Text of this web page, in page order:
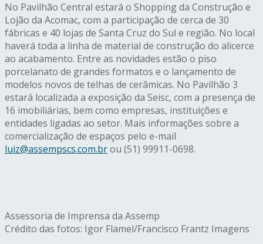
No Pavilhão Central estará o Shopping da Construção e
Lojão da Acomac, com a participação de cerca de 30
fábricas e 40 lojas de Santa Cruz do Sul e região. No local
haverá toda a linha de material de construção do alicerce
ao acabamento. Entre as novidades estão o piso
porcelanato de grandes formatos e o lançamento de
modelos novos de telhas de cerâmicas. No Pavilhão 3
estará localizada a exposição da Seisc, com a presença de
16 imobiliárias, bem como empresas, instituições e
entidades ligadas ao setor. Mais informações sobre a
comercialização de espaços pelo e-mail
luiz@assempscs.com.brou (51) 99911-0698.
Assessoria de Imprensa da Assemp
Crédito das fotos: Igor Flamel/Francisco Frantz Imagens